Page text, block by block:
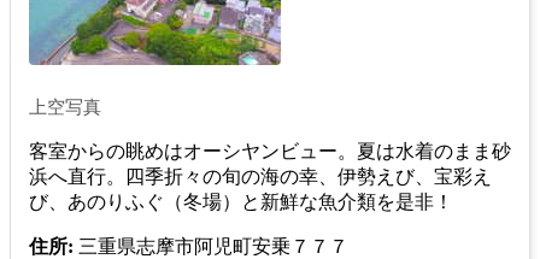
上空写真
客室からの眺めはオーシヤンビュー。夏は水着のまま砂
浜へ直行。四季折々の旬の海の幸、伊勢えび、宝彩え
び、あのりふぐ（冬場）と新鮮な魚介類を是非！
住所: 三重県志摩市阿児町安乗７７７